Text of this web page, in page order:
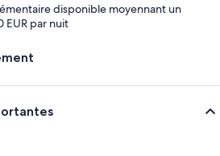
disponible moyennant un
EUR par nuit